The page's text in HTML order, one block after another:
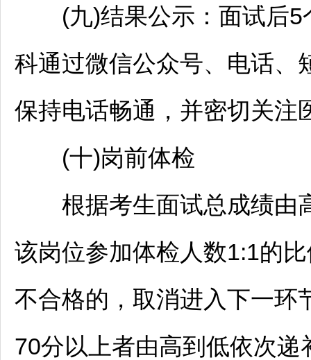
(九)结果公示：面试后5
科通过微信公众号、电话、
保持电话畅通，并密切关注
(十)岗前体检
根据考生面试总成绩由
该岗位参加体检人数1:1的
不合格的，取消进入下一环
70分以上者由高到低依次